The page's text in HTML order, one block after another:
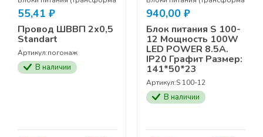
55,41 ₽
Провод ШВВП 2х0,5
Standart
Артикул:погонаж
В наличии
940,00 ₽
Блок питания S 100-
12 Мощность 100W
LED POWER 8.5А.
IP20 Графит Размер:
141*50*23
Артикул:S 100-12
В наличии